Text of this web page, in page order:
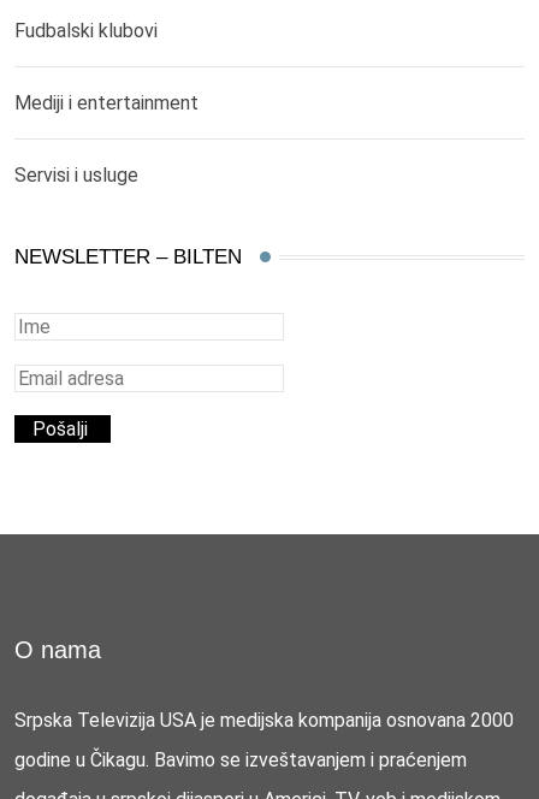
Fudbalski klubovi
Mediji i entertainment
Servisi i usluge
NEWSLETTER – BILTEN
O nama
Srpska Televizija USA je medijska kompanija osnovana 2000
godine u Čikagu. Bavimo se izveštavanjem i praćenjem